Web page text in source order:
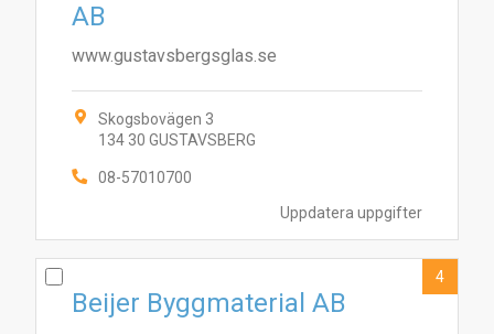
Uppdatera uppgifter
AB
www.gustavsbergsglas.se
Skogsbovägen 3
134 30 GUSTAVSBERG
08-57010700
Beijer Byggmaterial AB
4